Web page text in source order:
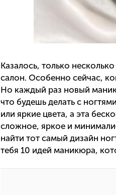
Казалось, только
салон. Особенно сейчас,
Но каждый раз новый
что будешь делать с
или яркие цвета, а эта
сложное, яркое и
найти тот самый дизайн
тебя 10 идей маникюра,